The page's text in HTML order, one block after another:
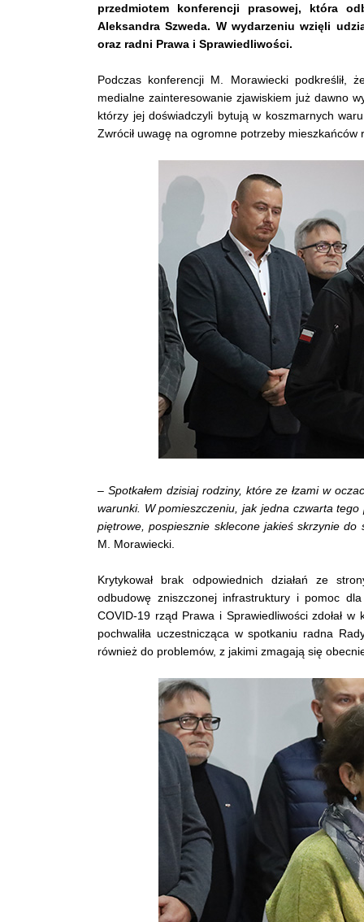
przedmiotem konferencji prasowej, która
Aleksandra Szweda. W wydarzeniu wzięli
oraz radni Prawa i Sprawiedliwości.
Podczas konferencji M. Morawiecki podkreślił,
medialne zainteresowanie zjawiskiem już dawno
którzy jej doświadczyli bytują w koszmarnych
Zwrócił uwagę na ogromne potrzeby
– Spotkałem dzisiaj rodziny, które ze łzami w
warunki. W pomieszczeniu, jak jedna czwarta
piętrowe, pospiesznie sklecone jakieś skrzynie
M. Morawiecki.
Krytykował brak odpowiednich działań ze
odbudowę zniszczonej infrastruktury i pomoc
COVID-19 rząd Prawa i Sprawiedliwości zdołał
pochwaliła uczestnicząca w spotkaniu radna
również do problemów, z jakimi zmagają się